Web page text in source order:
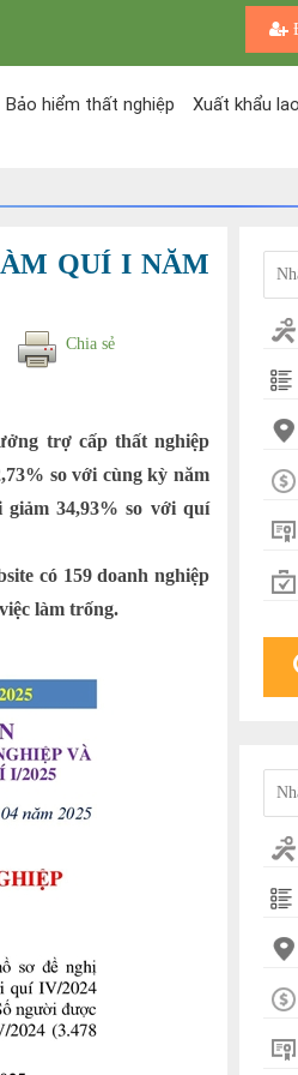
Bảo hiểm thất nghiệp Xuất khẩu
QUÍ I NĂM
Chia sẻ
trợ cấp thất nghiệp
so với cùng kỳ năm
34,93% so với quí
có 159 doanh nghiệp
làm trống.